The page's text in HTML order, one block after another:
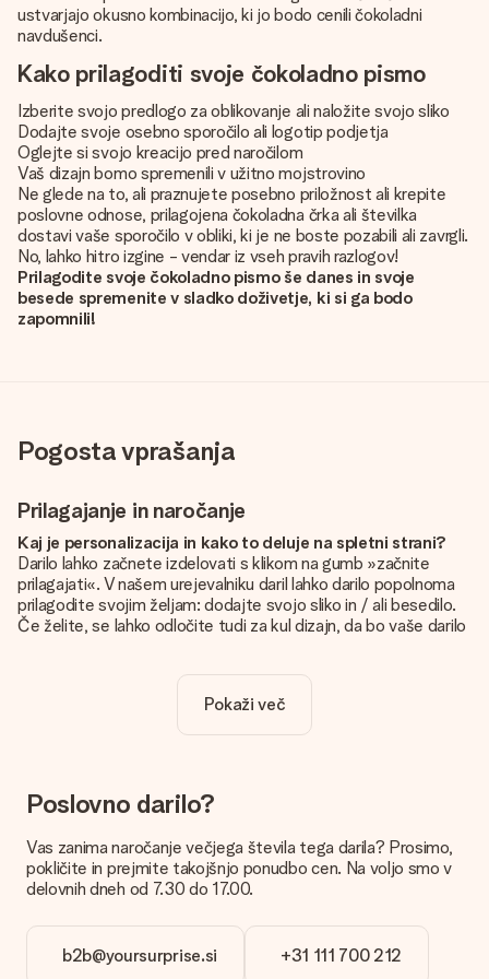
ustvarjajo okusno kombinacijo, ki jo bodo cenili čokoladni
navdušenci.
Kako prilagoditi svoje čokoladno pismo
Izberite svojo predlogo za oblikovanje ali naložite svojo sliko
Dodajte svoje osebno sporočilo ali logotip podjetja
Oglejte si svojo kreacijo pred naročilom
Vaš dizajn bomo spremenili v užitno mojstrovino
Ne glede na to, ali praznujete posebno priložnost ali krepite
poslovne odnose, prilagojena čokoladna črka ali številka
dostavi vaše sporočilo v obliki, ki je ne boste pozabili ali zavrgli.
No, lahko hitro izgine - vendar iz vseh pravih razlogov!
Prilagodite svoje čokoladno pismo še danes in svoje
besede spremenite v sladko doživetje, ki si ga bodo
zapomnili!
Pogosta vprašanja
Prilagajanje in naročanje
Kaj je personalizacija in kako to deluje na spletni strani?
Darilo lahko začnete izdelovati s klikom na gumb »začnite
prilagajati«. V našem urejevalniku daril lahko darilo popolnoma
prilagodite svojim željam: dodajte svojo sliko in / ali besedilo.
Če želite, se lahko odločite tudi za kul dizajn, da bo vaše darilo
Je personalizacija vključena v ceno?
Cena, prikazana na spletnem mestu, vključuje personalizacijo
vašega darila. Lepo in jasno!
Želimo poskrbeti, da boste z darilom popolnoma zadovoljni.
Zato je pomembno, da uporabljamo visokokakovostne
našo službo za pomoč strankam in priložite fotografijo skupaj
z darilom, ki ga želite naročiti. Nato lahko za vas preverijo
kakovost!
Katere formate lahko naložim?
Datoteke JPG in PNG naložite v naš urejevalnik. Je to preveč
Pokaži več
Poslovno darilo?
Vas zanima naročanje večjega števila tega darila? Prosimo,
pokličite in prejmite takojšnjo ponudbo cen. Na voljo smo v
delovnih dneh od 7.30 do 17.00.
b2b@yoursurprise.si +31 111 700 212